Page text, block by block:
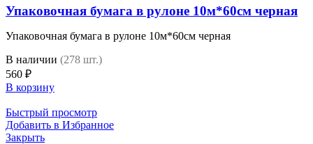
Упаковочная бумага в рулоне 10м*60см черная
Упаковочная бумага в рулоне 10м*60см черная
В наличии (278 шт.)
560 ₽
В корзину
Быстрый просмотр
Добавить в Избранное
Закрыть